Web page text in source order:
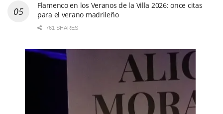
Flamenco en los Veranos de la Villa 2026: once citas
para el verano madrileño
761 SHARES